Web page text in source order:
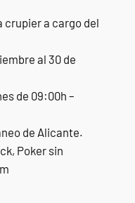
crupier a cargo del
al 30 de
de 09:00h –
de Alicante.
Poker sin